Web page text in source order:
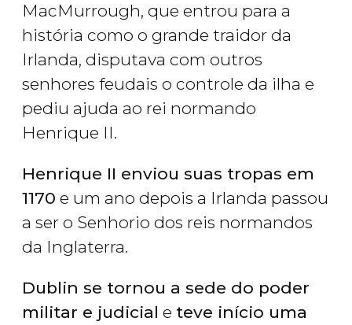
MacMurrough, que entrou para a
história como o grande traidor da
Irlanda, disputava com outros
senhores feudais o controle da ilha e
pediu ajuda ao rei normando
Henrique II.
Henrique II enviou suas tropas em
1170 e um ano depois a Irlanda passou
a ser o Senhorio dos reis normandos
da Inglaterra.
Dublin se tornou a sede do poder
militar e judicial e teve início uma